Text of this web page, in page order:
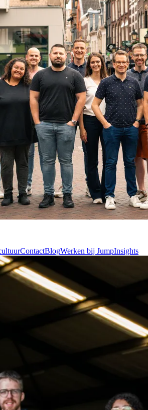
ContactBlogWerken bij JumpInsights